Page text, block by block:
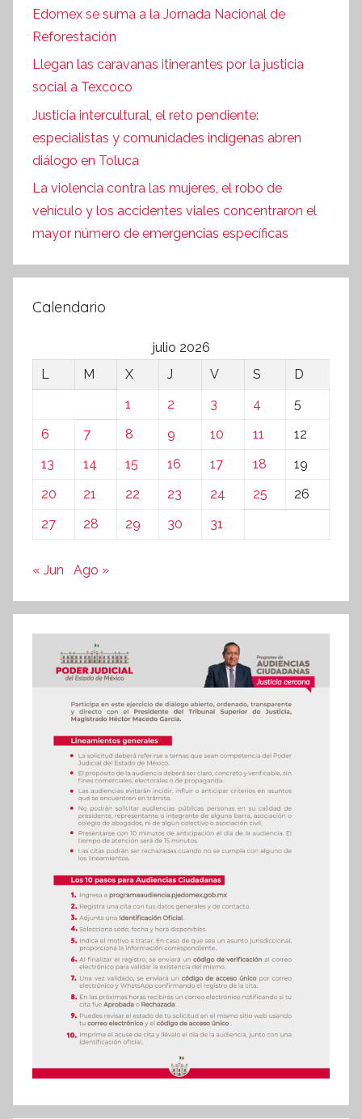
Edomex se suma a la Jornada Nacional de
Reforestación
Llegan las caravanas itinerantes por la justicia
social a Texcoco
Justicia intercultural, el reto pendiente:
especialistas y comunidades indígenas abren
diálogo en Toluca
La violencia contra las mujeres, el robo de
vehículo y los accidentes viales concentraron el
mayor número de emergencias específicas
Calendario
julio 2026
L
M X J V S
D
1
2 3 4
5
6
7 8 9 10 11
12
13
14 15 16 17 18
19
20
21 22 23 24 25
26
27
28 29 30 31
« Jun Ago »